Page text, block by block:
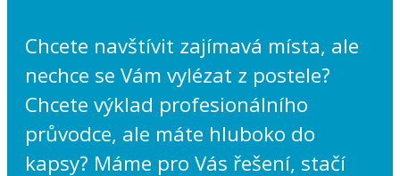
Chcete navštívit zajímavá místa, ale
nechce se Vám vylézat z postele?
Chcete výklad profesionálního
průvodce, ale máte hluboko do
kapsy? Máme pro Vás řešení, stačí